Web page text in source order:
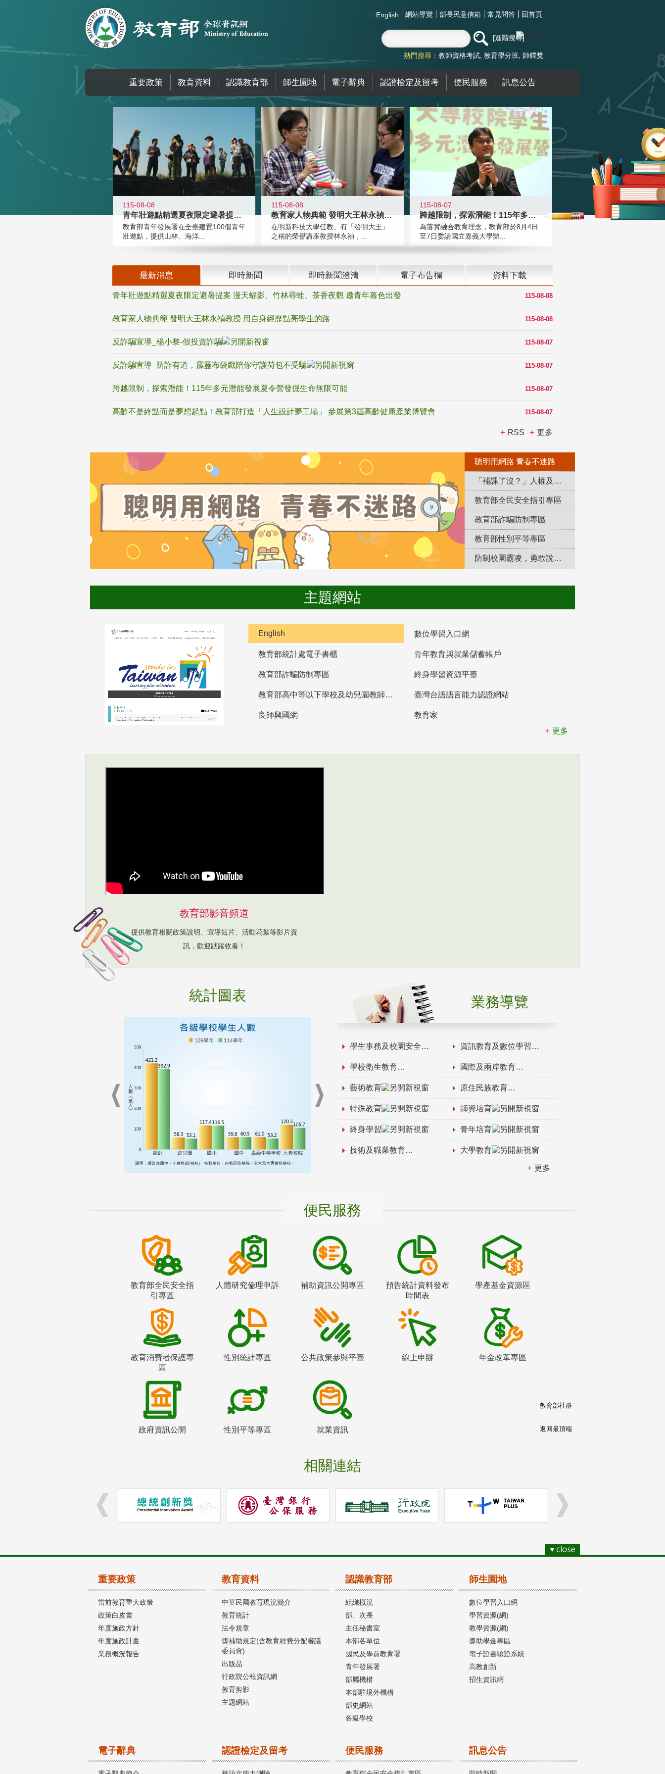
::: English 網站導覽 部長民意信箱 常見問答 回首頁
進階搜尋
熱門搜尋： 教師資格考試 教育學分班 師鐸獎
重要政策 教育資料 認識教育部 師生園地 電子辭典 認證檢定及留考 便民服務 訊息公告
:::
115-08-08
青年壯遊點精選夏夜限定避暑提案 漫
教育部青年發展署在全臺建置100個青年
壯遊點，提供山林、海洋...
115-08-08
教育家人物典範 發明大王林永禎教授
在明新科技大學任教、有「發明大王」
之稱的榮譽講座教授林永禎，...
115-08-07
跨越限制，探索潛能！115年多元潛
為落實融合教育理念，教育部於8月4日
至7日委請國立嘉義大學辦...
最新消息 即時新聞 即時新聞澄清 電子布告欄 資料下載
115-08-08
青年壯遊點精選夏夜限定避暑提案 漫天蝠影、竹林尋蛙、茶香夜觀 邀青年暮色出發
115-08-08
教育家人物典範 發明大王林永禎教授 用自身經歷點亮學生的路
115-08-07
反詐騙宣導_楊小黎-假投資詐騙
115-08-07
反詐騙宣導_防詐有道，霹靂布袋戲陪你守護荷包不受騙
115-08-07
跨越限制，探索潛能！115年多元潛能發展夏令營發掘生命無限可能
115-08-07
高齡不是終點而是夢想起點！教育部打造「人生設計夢工場」 參展第3屆高齡健康產業博覽會
RSS 更多
聰明用網路 青春不迷路
「補課了沒？」人權及轉型正義教育專區
教育部全民安全指引專區
教育部詐騙防制專區
教育部性別平等專區
防制校園霸凌，勇敢說出來！
主題網站
English 數位學習入口網
教育部統計處電子書櫃 青年教育與就業儲蓄帳戶
教育部詐騙防制專區 終身學習資源平臺
教育部高中等以下學校及幼兒園教師資格檢定考試 臺灣台語語言能力認證網站
良師興國網
教育家
更多
教育部影音頻道
提供教育相關政策說明、宣導短片、活動花絮等影片資
訊，歡迎踴躍收看！
統計圖表 業務導覽
學生事務及校園安全 資訊教育及數位學習
學校衛生教育 國際及兩岸教育
藝術教育 原住民族教育
特殊教育 師資培育
終身學習 青年培育
技術及職業教育 大學教育
更多
便民服務
教育部全民安全指
引專區
人體研究倫理申訴 補助資訊公開專區
預告統計資料發布
時間表
學產基金資源區
教育消費者保護專
區
性別統計專區 公共政策參與平臺 線上申辦 年金改革專區
政府資訊公開 性別平等專區 就業資訊
相關連結
教育部社群
返回最頂端
重要政策
當前教育重大政策
政策白皮書
年度施政方針
年度施政計畫
業務概況報告
教育資料
中華民國教育現況簡介
教育統計
法令規章
獎補助規定(含教育經費分配審議
委員會)
出版品
行政院公報資訊網
教育剪影
主題網站
認識教育部
組織概況
部、次長
主任秘書室
本部各單位
國民及學前教育署
青年發展署
部屬機構
本部駐境外機構
部史網站
各級學校
師生園地
數位學習入口網
學習資源(網)
教學資源(網)
獎助學金專區
電子證書驗證系統
高教創新
招生資訊網
電子辭典 認證檢定及留考 便民服務 訊息公告